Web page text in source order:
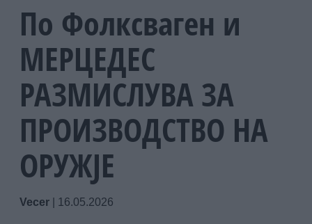
По Фолксваген и
МЕРЦЕДЕС
РАЗМИСЛУВА ЗА
ПРОИЗВОДСТВО НА
ОРУЖЈЕ
Vecer 16.05.2026